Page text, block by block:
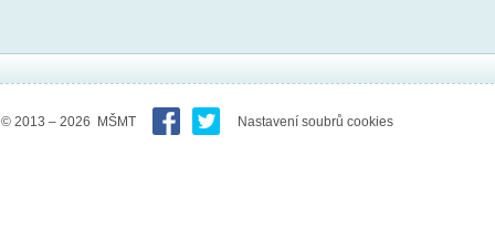
© 2013 – 2026 MŠMT Nastavení soubrů cookies